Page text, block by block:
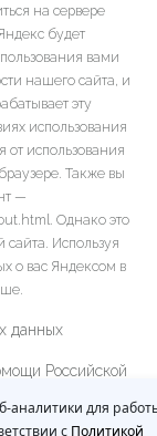
на сервере
будет
вами
нашего сайта, и
эту
использования
от использования
Также вы
—
Однако это
Используя
о вас Яндексом в
данных
Российской
для
с Политикой